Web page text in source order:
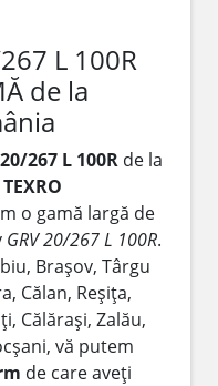
L 100R
de la
267 L 100R de la
TEXRO
o gamă largă de
GRV 20/267 L 100R.
Brașov, Târgu
Călan, Reșița,
Călărași, Zalău,
vă putem
de care aveți